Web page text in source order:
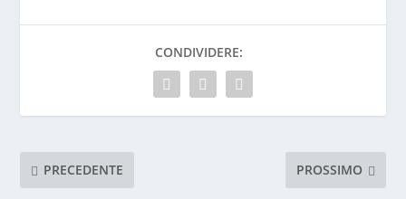
CONDIVIDERE:
PRECEDENTE PROSSIMO